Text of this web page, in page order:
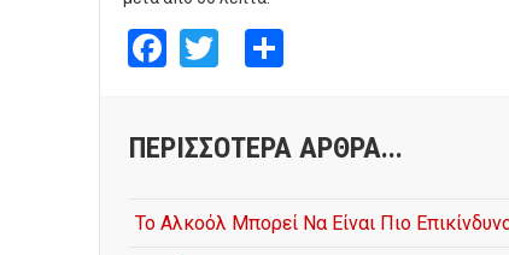
Facebook
Twitter
ΠΕΡΙΣΣΌΤΕΡΑ ΆΡΘΡΑ...
Το Αλκοόλ Μπορεί Να Είναι Πιο